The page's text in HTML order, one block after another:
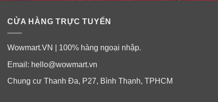
CỬA HÀNG TRỰC TUYẾN
Wowmart.VN | 100% hàng ngoại nhập.
Email: hello@wowmart.vn
Chung cư Thanh Đa, P27, Bình Thạnh, TPHCM